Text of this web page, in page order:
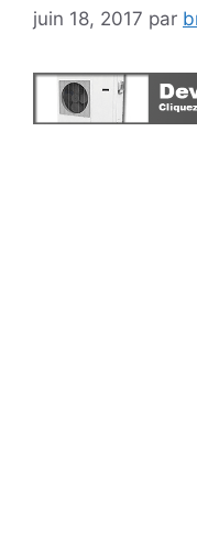
juin 18, 2017 par